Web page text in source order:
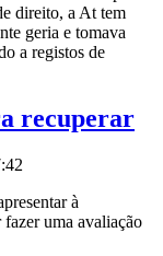
direito, a At tem
geria e tomava
a registos de
recuperar
à
uma avaliação